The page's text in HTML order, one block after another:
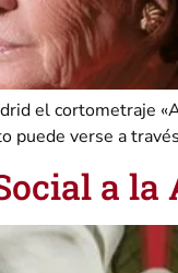
el cortometraje
puede verse a
a la